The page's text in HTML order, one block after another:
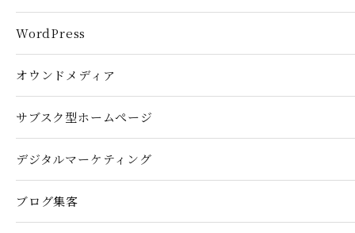
WordPress
オウンドメディア
サブスク型ホームぺージ
デジタルマーケティング
ブログ集客